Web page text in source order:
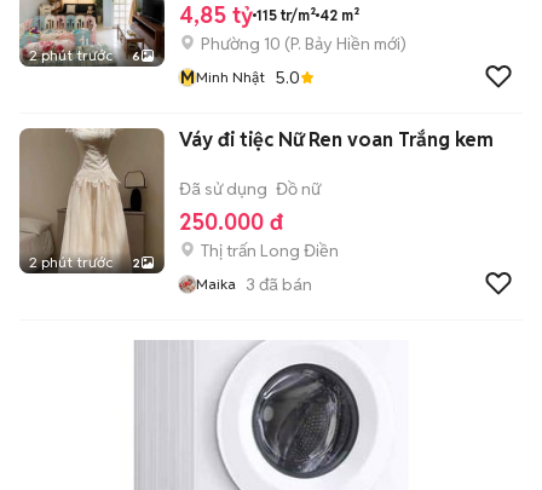
2 phút trước 6
4,85 tỷ 115 tr/m² 42 m²
Phường 10 (P. Bảy Hiền mới)
MMinh Nhật 5.0
2 phút trước 2
Váy đi tiệc Nữ Ren voan Trắng kem
Đã sử dụng Đồ nữ
250.000 đ
Thị trấn Long Điền
Maika 3 đã bán